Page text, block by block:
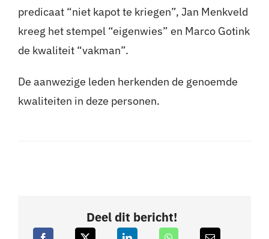
predicaat “niet kapot te kriegen”, Jan Menkveld
kreeg het stempel “eigenwies” en Marco Gotink
de kwaliteit “vakman”.
De aanwezige leden herkenden de genoemde
kwaliteiten in deze personen.
Deel dit bericht!